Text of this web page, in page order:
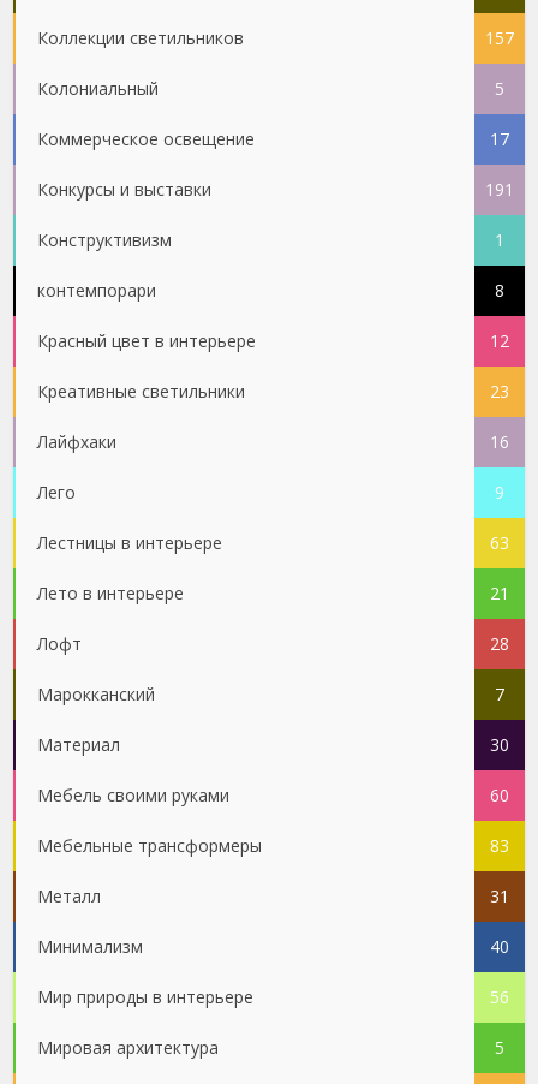
Коллекции светильников 157
Колониальный 5
Коммерческое освещение 17
Конкурсы и выставки 191
Конструктивизм 1
контемпорари 8
Красный цвет в интерьере 12
Креативные светильники 23
Лайфхаки 16
Лего 9
Лестницы в интерьере 63
Лето в интерьере 21
Лофт 28
Марокканский 7
Материал 30
Мебель своими руками 60
Мебельные трансформеры 83
Металл 31
Минимализм 40
Мир природы в интерьере 56
Мировая архитектура 5